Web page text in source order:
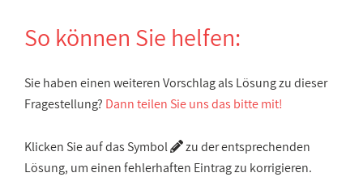
So können Sie helfen:
Sie haben einen weiteren Vorschlag als Lösung zu dieser
Fragestellung? Dann teilen Sie uns das bitte mit!
Klicken Sie auf das Symbol
zu der entsprechenden
Lösung, um einen fehlerhaften Eintrag zu korrigieren.